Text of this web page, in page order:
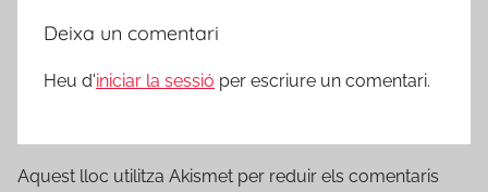
Deixa un comentari
Heu d'iniciar la sessió per escriure un comentari.
Aquest lloc utilitza Akismet per reduir els comentaris